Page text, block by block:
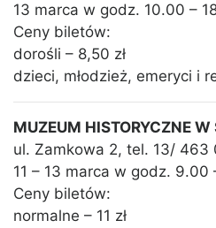
13 marca w godz. 10.00 –
Ceny biletów:
dorośli – 8,50 zł
dzieci, młodzież, emeryci i
MUZEUM HISTORYCZNE
ul. Zamkowa 2, tel. 13/ 463
11 – 13 marca w godz. 9.00
Ceny biletów:
normalne – 11 zł